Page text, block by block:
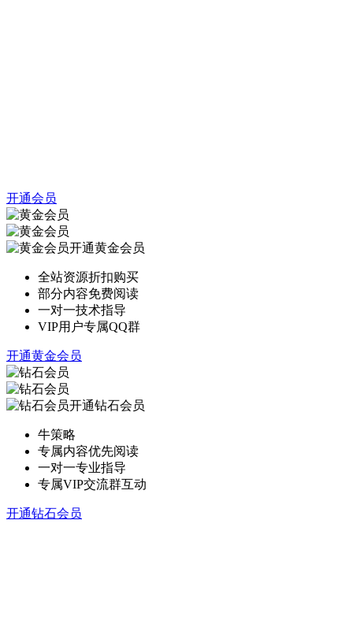
开通会员
开通黄金会员
全站资源折扣购买
部分内容免费阅读
一对一技术指导
VIP用户专属QQ群
开通黄金会员
开通钻石会员
牛策略
专属内容优先阅读
一对一专业指导
专属VIP交流群互动
开通钻石会员